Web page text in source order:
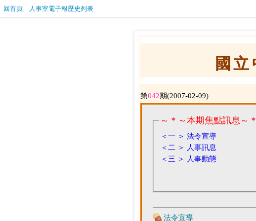
回首頁 人事室電子報歷史列表